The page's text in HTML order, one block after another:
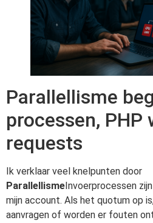
Parallellisme
processen, PHP
requests
Ik verklaar veel knelpunten door
Parallellisme Invoerprocessen
mijn account. Als het quotum op
aanvragen of worden er fouten